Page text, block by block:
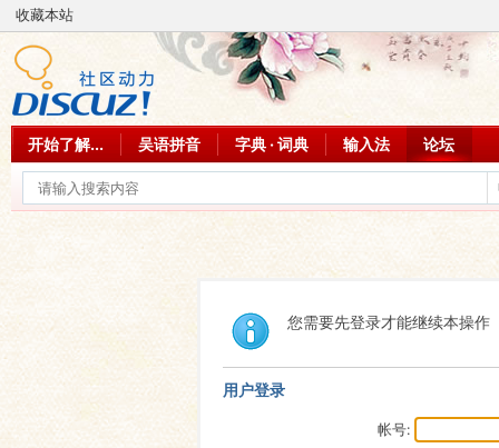
收藏本站
开始了解... 吴语拼音 字典 · 词典 输入法 论坛
您需要先登录才能继续本操作
用户登录
帐号: